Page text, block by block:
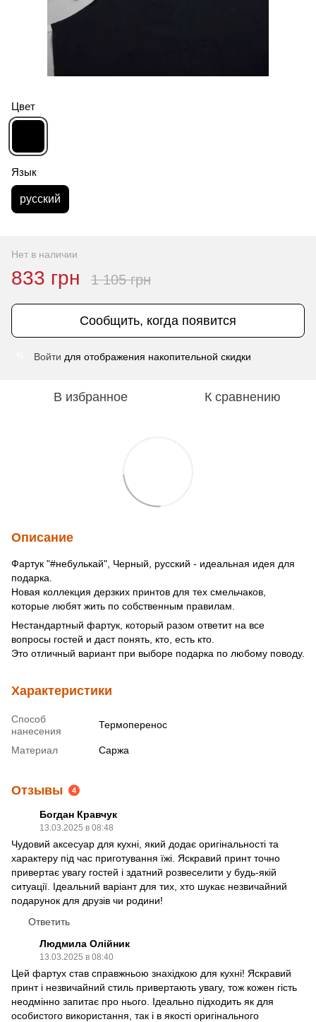
Цвет
Язык
русский
Нет в наличии
833 грн 1 105 грн
Сообщить, когда появится
Войти для отображения накопительной скидки
В избранное К сравнению
Описание
Фартук "#небулькай", Черный, русский - идеальная идея для
подарка.
Новая коллекция дерзких принтов для тех смельчаков,
которые любят жить по собственным правилам.
Нестандартный фартук, который разом ответит на все
вопросы гостей и даст понять, кто, есть кто.
Это отличный вариант при выборе подарка по любому поводу.
Характеристики
Способ
нанесения
Термоперенос
Материал Саржа
Отзывы 4
Богдан Кравчук
13.03.2025 в 08:48
Чудовий аксесуар для кухні, який додає оригінальності та
характеру під час приготування їжі. Яскравий принт точно
привертає увагу гостей і здатний розвеселити у будь-якій
ситуації. Ідеальний варіант для тих, хто шукає незвичайний
подарунок для друзів чи родини!
Ответить
Людмила Олійник
13.03.2025 в 08:40
Цей фартух став справжньою знахідкою для кухні! Яскравий
принт і незвичайний стиль привертають увагу, тож кожен гість
неодмінно запитає про нього. Ідеально підходить як для
особистого використання, так і в якості оригінального